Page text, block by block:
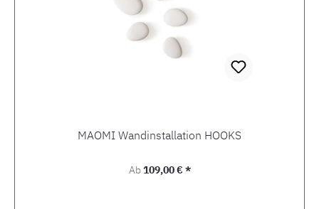
MAOMI Wandinstallation HOOKS
Regulärer Preis:
Ab109,00 € *